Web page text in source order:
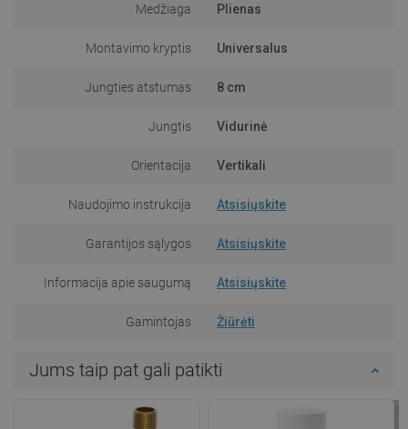
Medžiaga Plienas
Montavimo kryptis Universalus
Jungties atstumas 8 cm
Jungtis Vidurinė
Orientacija Vertikali
Naudojimo instrukcija Atsisiųskite
Garantijos sąlygos Atsisiųskite
Informacija apie saugumą Atsisiųskite
Gamintojas Žiūrėti
Jums taip pat gali patikti